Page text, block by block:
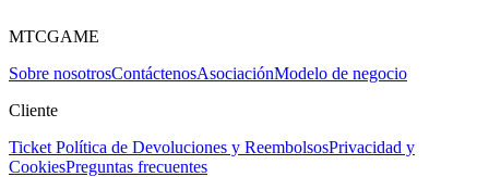
MTCGAME
Sobre nosotrosContáctenosAsociaciónModelo de negocio
Cliente
Ticket Política de Devoluciones y ReembolsosPrivacidad y
CookiesPreguntas frecuentes